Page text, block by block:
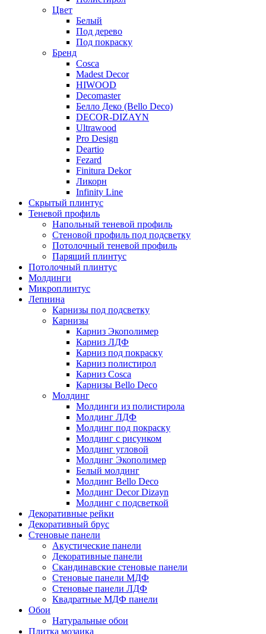
Цвет
Белый
Под дерево
Под покраску
Бренд
Cosca
Madest Decor
HIWOOD
Decomaster
Белло Деко (Bello Deco)
DECOR-DIZAYN
Ultrawood
Pro Design
Deartio
Fezard
Finitura Dekor
Ликорн
Infinity Line
Скрытый плинтус
Теневой профиль
Напольный теневой профиль
Стеновой профиль под подсветку
Потолочный теневой профиль
Парящий плинтус
Потолочный плинтус
Молдинги
Микроплинтус
Лепнина
Карнизы под подсветку
Карнизы
Карниз Экополимер
Карниз ЛДФ
Карниз под покраску
Карниз полистирол
Карниз Cosca
Карнизы Bello Deco
Молдинг
Молдинги из полистирола
Молдинг ЛДФ
Молдинг под покраску
Молдинг с рисунком
Молдинг угловой
Молдинг Экополимер
Белый молдинг
Молдинг Bello Deco
Молдинг Decor Dizayn
Молдинг с подсветкой
Декоративные рейки
Декоративный брус
Стеновые панели
Акустические панели
Декоративные панели
Скандинавские стеновые панели
Стеновые панели МДФ
Стеновые панели ЛДФ
Квадратные МДФ панели
Обои
Натуральные обои
Плитка мозаика